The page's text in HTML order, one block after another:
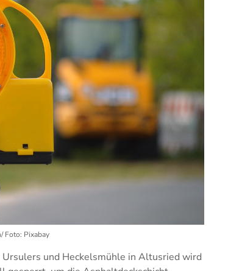
Foto: Pixabay
und Heckelsmühle in Altusried wird